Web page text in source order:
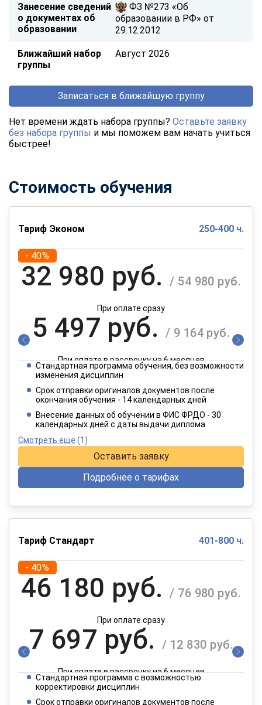
Занесение сведений
о документах об
образовании
ФЗ №273 «Об
образовании в РФ» от
29.12.2012
Ближайший набор
группы
Август 2026
Записаться в ближайшую группу
Нет времени ждать набора группы? Оставьте заявку
без набора группы и мы поможем вам начать учиться
быстрее!
Стоимость обучения
Тариф Эконом 250-400 ч.
- 40%
32 980 руб. / 54 980 руб.
При оплате сразу
5 497 руб. / 9 164 руб.
При оплате в рассрочку на 6 месяцев
2 749 руб.
При оплате в рассрочку на 12 месяцев
Стандартная программа обучения, без возможности
изменения дисциплин
Срок отправки оригиналов документов после
окончания обучения - 14 календарных дней
Внесение данных об обучении в ФИС ФРДО - 30
календарных дней с даты выдачи диплома
Смотреть еще (1)
Оставить заявку
Подробнее о тарифах
Тариф Стандарт 401-800 ч.
- 40%
46 180 руб. / 76 980 руб.
При оплате сразу
7 697 руб. / 12 830 руб.
При оплате в рассрочку на 6 месяцев
3 849 руб.
Стандартная программа с возможностью
корректировки дисциплин
Срок отправки оригиналов документов после